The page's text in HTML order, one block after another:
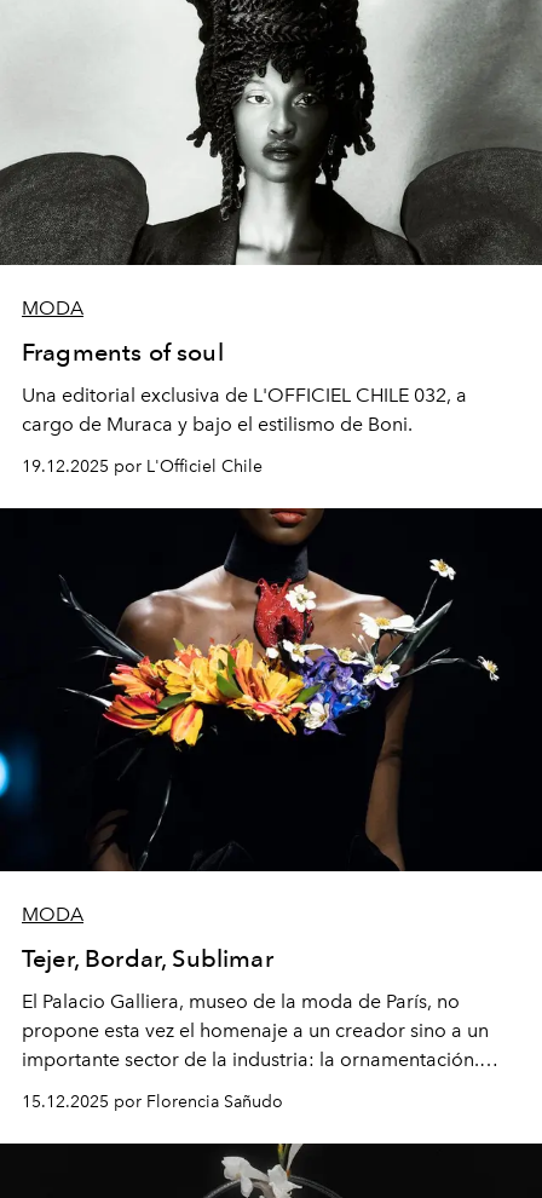
MODA
Fragments of soul
Una editorial exclusiva de L'OFFICIEL CHILE 032, a
cargo de Muraca y bajo el estilismo de Boni.
19.12.2025 por L'Officiel Chile
MODA
Tejer, Bordar, Sublimar
El Palacio Galliera, museo de la moda de París, no
propone esta vez el homenaje a un creador sino a un
importante sector de la industria: la ornamentación.
Pues ¿qué viste más un vestido de gala, una chaqueta de
noche, una blusa de seda sino un delicado bordado,
una flor en pasamanería, un botón esmaltado?
15.12.2025 por Florencia Sañudo